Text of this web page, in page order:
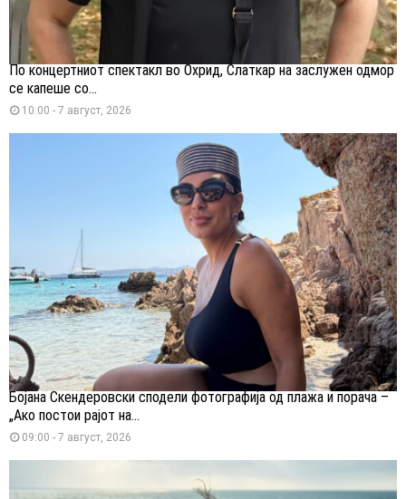
По концертниот спектакл во Охрид, Слаткар на заслужен одмор
се капеше со...
10:00 - 7 август, 2026
Бојана Скендеровски сподели фотографија од плажа и порача –
„Ако постои рајот на...
09:00 - 7 август, 2026